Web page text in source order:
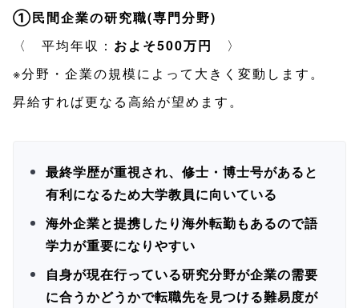
①民間企業の研究職(専門分野)
〈 平均年収： およそ500万円 〉
※分野・企業の規模によって大きく変動します。
昇給すれば更なる高給が望めます。
最終学歴が重視され、修士・博士号があると
有利になるため大学教員に向いている
海外企業と提携したり海外転勤もあるので語
学力が重要になりやすい
自身が現在行っている研究分野が企業の需要
に合うかどうかで転職先を見つける難易度が